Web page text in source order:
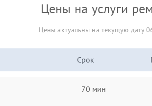
Цены на услуги
Цены актуальны на текущую дату
Срок
70 мин